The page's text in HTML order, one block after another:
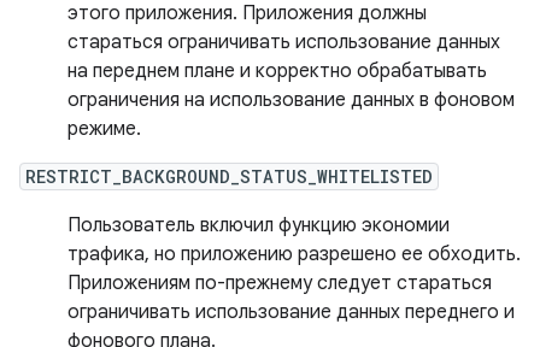
этого приложения. Приложения должны
стараться ограничивать использование данных
на переднем плане и корректно обрабатывать
ограничения на использование данных в фоновом
режиме.
RESTRICT_BACKGROUND_STATUS_WHITELISTED
Пользователь включил функцию экономии
трафика, но приложению разрешено ее обходить.
Приложениям по-прежнему следует стараться
ограничивать использование данных переднего и
фонового плана.